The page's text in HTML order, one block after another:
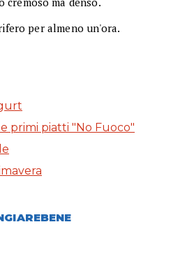
per almeno un'ora.
primi piatti "No Fuoco"